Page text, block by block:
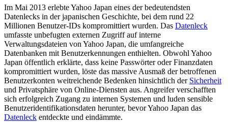
Im Mai 2013 erlebte Yahoo Japan eines der bedeutendsten
Datenlecks in der japanischen Geschichte, bei dem rund 22
Millionen Benutzer-IDs kompromittiert wurden. Das Datenleck
umfasste unbefugten externen Zugriff auf interne
Verwaltungsdateien von Yahoo Japan, die umfangreiche
Datenbanken mit Benutzerkennungen enthielten. Obwohl Yahoo
Japan öffentlich erklärte, dass keine Passwörter oder Finanzdaten
kompromittiert wurden, löste das massive Ausmaß der betroffenen
Benutzerkonten weitreichende Bedenken hinsichtlich der Sicherheit
und Privatsphäre von Online-Diensten aus. Angreifer verschafften
sich erfolgreich Zugang zu internen Systemen und luden sensible
Benutzeridentifikationsdaten herunter, bevor Yahoo Japan das
Datenleck entdeckte und eindämmte.